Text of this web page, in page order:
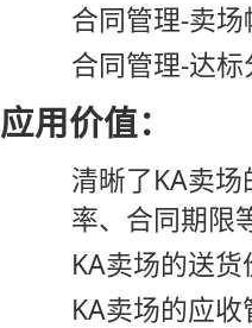
合同管理-卖
合同管理-达标
应用价值：
清晰了KA卖
率、合同期限
KA卖场的送
KA卖场的应